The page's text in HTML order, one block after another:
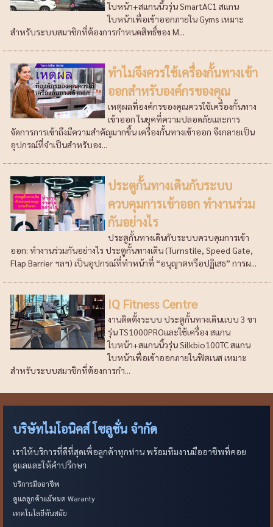
ใบหน้า+สแกนนิ้วรุ่น SmartAC1 สแกน
ใบหน้าเพื่อเข้าออกภายใน Gyms เหมาะ
สำหรับระบบสมาชิกที่ต้องการกำหนดสิทธิ์ของ M...
ทำไมจึงควรใช้เครื่องกั้นทางเข้า
ออกสำหรับองค์กรของคุณ
เหตุผลที่องค์กรของคุณควรใช้เครื่องกั้นทาง
เข้าออก ในยุคที่ความปลอดภัยและการ
จัดการการเข้าถึงมีความสำคัญมากขึ้น เครื่องกั้นทางเข้าออก จึงกลายเป็น
อุปกรณ์ที่จำเป็นสำหรับอง...
ประตูกั้นทางเดินกับระบบ
ควบคุมการเข้าออก ทำงานร่วม
กันอย่างไร
ประตูกั้นทางเดินกับระบบควบคุมการเข้า
ออก: ทำงานร่วมกันอย่างไร ประตูกั้นทางเดิน (Turnstile, Speed Gate,
Flap Barrier ฯลฯ) เป็นอุปกรณ์ที่ทำหน้าที่ “อนุญาตหรือปฏิเสธ” การผ...
IQ Fitness Centre
งานติดตั้งระบบ ประตูกั้นทางเดินแบบ 3 ขา
รุ่น TS1000PROและใช้เครื่อง สแกน
ใบหน้า+สแกนนิ้วรุ่น Silkbio100TC สแกน
ใบหน้าเพื่อเข้าออกภายในฟิตเนส เหมาะ
สำหรับระบบสมาชิกที่ต้องการกำ...
บริษัทไมโอนิคส์ โซลูชั่น จำกัด
เราให้บริการที่ดีที่สุดเพื่อลูกค้าทุกท่าน พร้อมทีมงานมืออาชีพที่คอย
ดูแลและให้คำปรึกษา
บริการมืออาชีพ
ดูแลลูกค้าแม้หมด Waranty
เทคโนโลยีทันสมัย